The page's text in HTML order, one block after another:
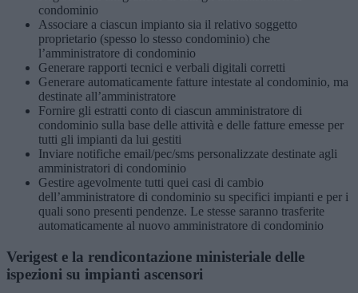
condominio
Associare a ciascun impianto sia il relativo soggetto
proprietario (spesso lo stesso condominio) che
l’amministratore di condominio
Generare rapporti tecnici e verbali digitali corretti
Generare automaticamente fatture intestate al condominio, ma
destinate all’amministratore
Fornire gli estratti conto di ciascun amministratore di
condominio sulla base delle attività e delle fatture emesse per
tutti gli impianti da lui gestiti
Inviare notifiche email/pec/sms personalizzate destinate agli
amministratori di condominio
Gestire agevolmente tutti quei casi di cambio
dell’amministratore di condominio su specifici impianti e per i
quali sono presenti pendenze. Le stesse saranno trasferite
automaticamente al nuovo amministratore di condominio
Verigest e la rendicontazione ministeriale delle
ispezioni su impianti ascensori